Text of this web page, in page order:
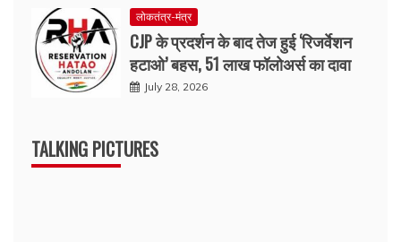
लोकतंत्र-मंत्र
CJP के प्रदर्शन के बाद तेज हुई ‘रिजर्वेशन
हटाओ’ बहस, 51 लाख फॉलोअर्स का दावा
July 28, 2026
TALKING PICTURES